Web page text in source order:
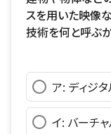
スを用いた映像
技術を何と呼ぶか
ア: ディジ
イ: バーチ